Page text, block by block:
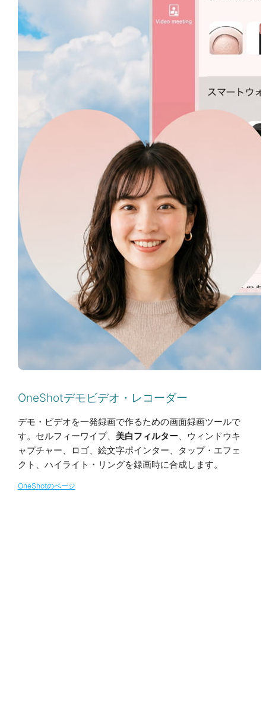
OneShotデモビデオ・レコーダー
デモ・ビデオを一発録画で作るための画面録画ツールで
す。セルフィーワイプ、 美白フィルター、ウィンドウキ
ャプチャー、ロゴ、絵文字ポインター、タップ・エフェ
クト、ハイライト・リングを録画時に合成します。
OneShotのページ